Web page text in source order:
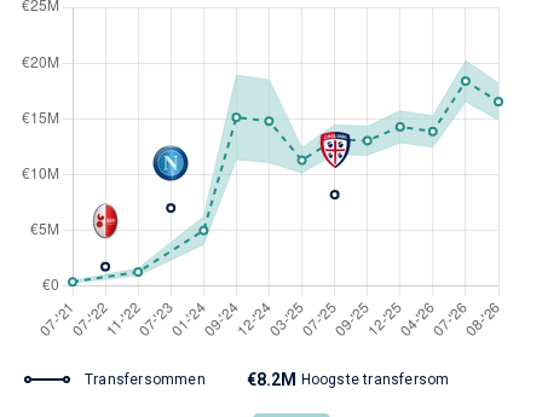
Transfersommen €8.2M Hoogste transfersom